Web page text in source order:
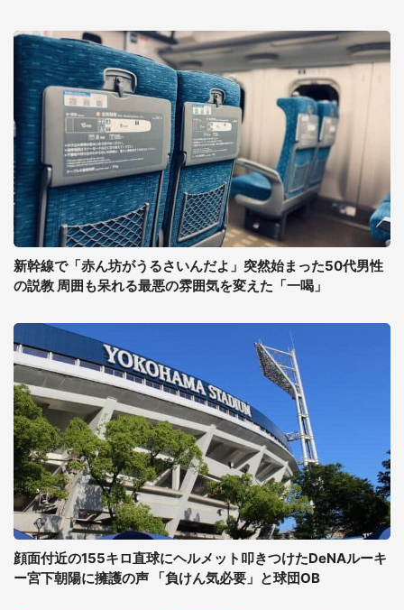
新幹線で「赤ん坊がうるさいんだよ」突然始まった50代男性
の説教 周囲も呆れる最悪の雰囲気を変えた「一喝」
顔面付近の155キロ直球にヘルメット叩きつけたDeNAルーキ
ー宮下朝陽に擁護の声 「負けん気必要」と球団OB